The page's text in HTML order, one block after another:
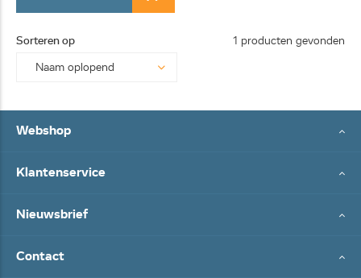
Sorteren op 1 producten gevonden
Webshop
Klantenservice
Nieuwsbrief
Contact